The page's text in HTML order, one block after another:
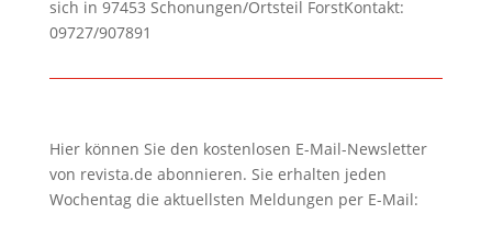
sich in 97453 Schonungen/Ortsteil ForstKontakt:
09727/907891
Hier können Sie den kostenlosen E-Mail-Newsletter
von revista.de abonnieren. Sie erhalten jeden
Wochentag die aktuellsten Meldungen per E-Mail: